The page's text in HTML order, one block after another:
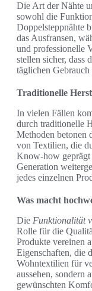
Die Art der Nähte
sowohl die
Doppelsteppnähte
das Ausfransen,
und professionelle
stellen sicher, dass
täglichen Gebrauch
Traditionelle
In vielen Fällen
durch traditionelle
Methoden betonen
von Textilien, die
Know-how geprägt
Generation
jedes einzelnen
Was macht
Die Funktionalität
Rolle für die
Produkte vereinen
Eigenschaften, die
Wohntextilien für
aussehen, sondern
gewünschten